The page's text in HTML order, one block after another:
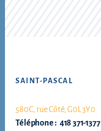
SAINT-PASCAL
580C, rue Côté, G0L 3Y0
Téléphone : 418 371-1377